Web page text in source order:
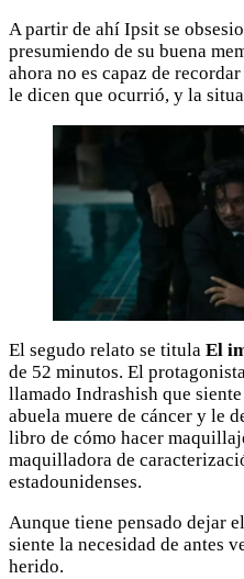
A partir de ahí Ipsit se
presumiendo de su buena
ahora no es capaz de
le dicen que ocurrió, y la
El segudo relato se titula El
de 52 minutos. El
llamado Indrashish que
abuela muere de cáncer y le
libro de cómo hacer
maquilladora de
estadounidenses.
Aunque tiene pensado dejar
siente la necesidad de antes
herido.